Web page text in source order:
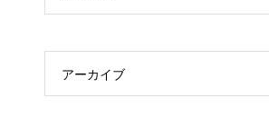
アーカイブ